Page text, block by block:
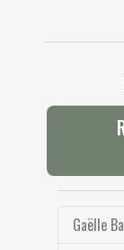
Gaëlle